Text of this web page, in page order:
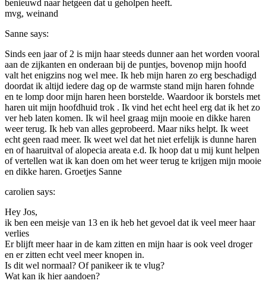
benieuwd naar hetgeen dat u geholpen heeft.
mvg, weinand
Sanne says:
Sinds een jaar of 2 is mijn haar steeds dunner aan het worden vooral
aan de zijkanten en onderaan bij de puntjes, bovenop mijn hoofd
valt het enigzins nog wel mee. Ik heb mijn haren zo erg beschadigd
doordat ik altijd iedere dag op de warmste stand mijn haren fohnde
en te lomp door mijn haren heen borstelde. Waardoor ik borstels met
haren uit mijn hoofdhuid trok . Ik vind het echt heel erg dat ik het zo
ver heb laten komen. Ik wil heel graag mijn mooie en dikke haren
weer terug. Ik heb van alles geprobeerd. Maar niks helpt. Ik weet
echt geen raad meer. Ik weet wel dat het niet erfelijk is dunne haren
en of haaruitval of alopecia areata e.d. Ik hoop dat u mij kunt helpen
of vertellen wat ik kan doen om het weer terug te krijgen mijn mooie
en dikke haren. Groetjes Sanne
carolien says:
Hey Jos,
ik ben een meisje van 13 en ik heb het gevoel dat ik veel meer haar
verlies
Er blijft meer haar in de kam zitten en mijn haar is ook veel droger
en er zitten echt veel meer knopen in.
Is dit wel normaal? Of panikeer ik te vlug?
Wat kan ik hier aandoen?